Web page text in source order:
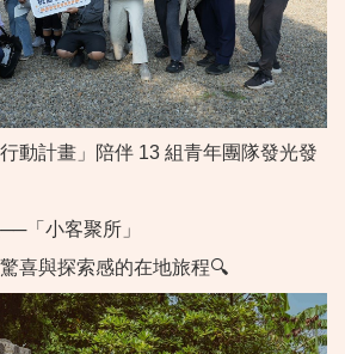
動計畫」陪伴 13 組青年團隊發光發
「小客聚所」
喜與探索感的在地旅程🔍